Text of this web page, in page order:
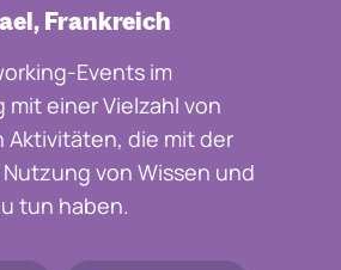
Frankreich
Events im
mit einer Vielzahl von
die mit der
von Wissen und
tun haben.